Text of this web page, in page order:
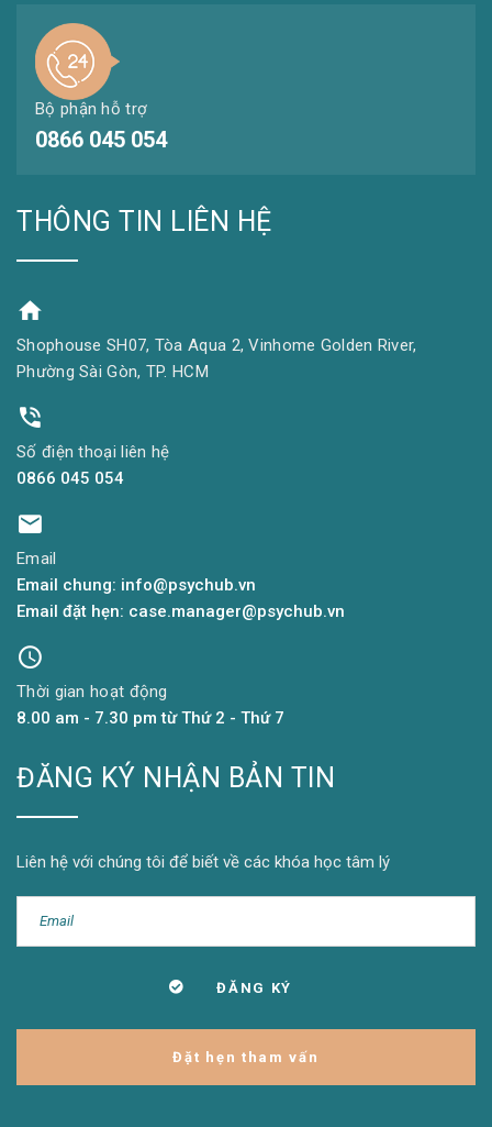
Bộ phận hỗ trợ
0866 045 054
THÔNG TIN LIÊN HỆ
Shophouse SH07, Tòa Aqua 2, Vinhome Golden River,
Phường Sài Gòn, TP. HCM
Số điện thoại liên hệ
0866 045 054
Email
Email chung: info@psychub.vn
Email đặt hẹn: case.manager@psychub.vn
Thời gian hoạt động
8.00 am - 7.30 pm từ Thứ 2 - Thứ 7
ĐĂNG KÝ NHẬN BẢN TIN
Liên hệ với chúng tôi để biết về các khóa học tâm lý
Đặt hẹn tham vấn